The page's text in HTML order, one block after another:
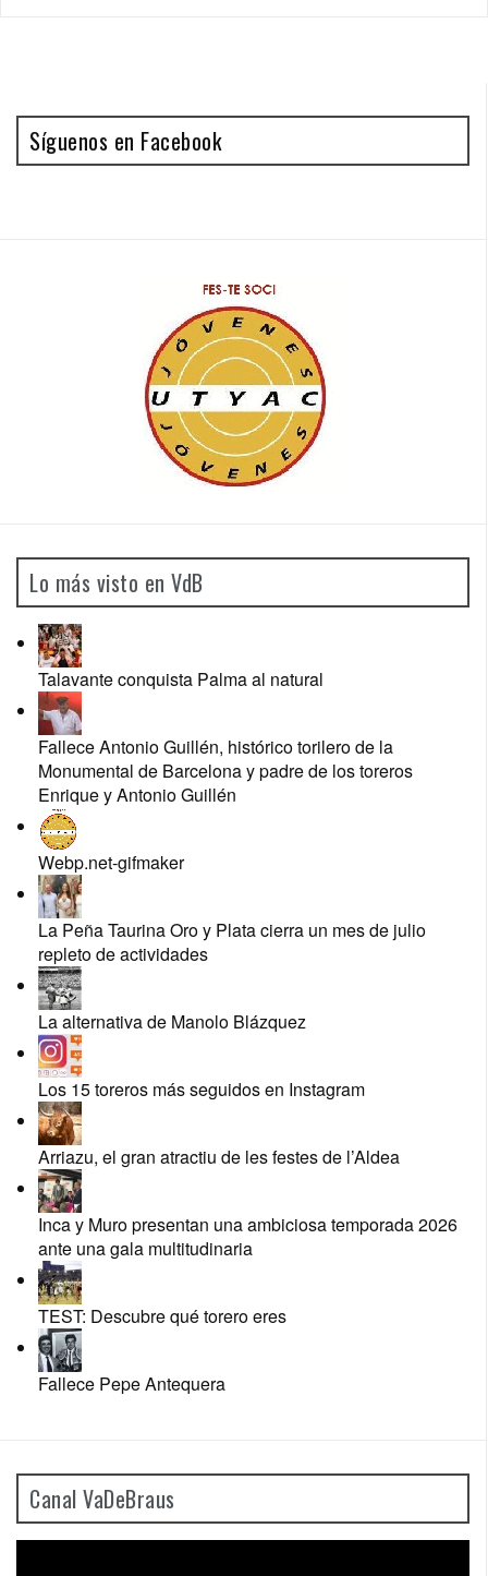
Síguenos en Facebook
Lo más visto en VdB
Talavante conquista Palma al natural
Fallece Antonio Guillén, histórico torilero de la
Monumental de Barcelona y padre de los toreros
Enrique y Antonio Guillén
Webp.net-gifmaker
La Peña Taurina Oro y Plata cierra un mes de julio
repleto de actividades
La alternativa de Manolo Blázquez
Los 15 toreros más seguidos en Instagram
Arriazu, el gran atractiu de les festes de l’Aldea
Inca y Muro presentan una ambiciosa temporada 2026
ante una gala multitudinaria
TEST: Descubre qué torero eres
Fallece Pepe Antequera
Canal VaDeBraus